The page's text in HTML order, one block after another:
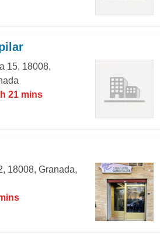
15, 18008,
21 mins
18008, Granada,